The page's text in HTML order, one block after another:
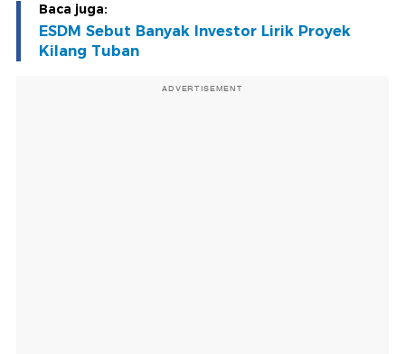
Baca juga:
ESDM Sebut Banyak Investor Lirik Proyek
Kilang Tuban
ADVERTISEMENT